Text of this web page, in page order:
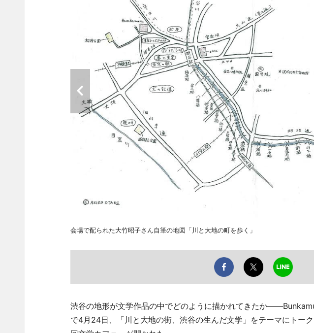
会場で配られた大竹昭子さん自筆の地図「川と大地の町を歩く」
渋谷の地形が文学作品の中でどのように描かれてきたか
で4月24日、「川と大地の街、渋谷の生んだ文学」をテーマにトー